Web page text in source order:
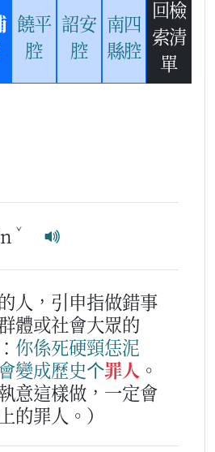
饒平
腔
詔安
腔
南四
縣腔
回檢
索清
單
ˇ
人，引申指做錯事
體或社會大眾的
你係死硬頸恁泥
變成歷史个罪人 。
意這樣做，一定會
的罪人。）